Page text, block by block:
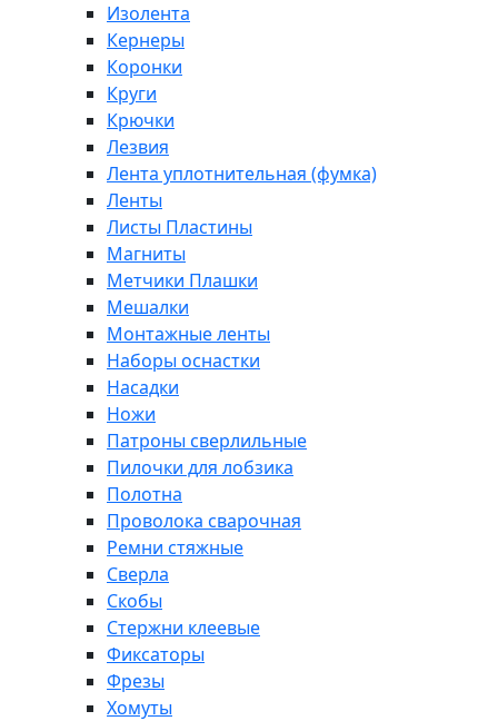
Изолента
Кернеры
Коронки
Круги
Крючки
Лезвия
Лента уплотнительная (фумка)
Ленты
Листы Пластины
Магниты
Метчики Плашки
Мешалки
Монтажные ленты
Наборы оснастки
Насадки
Ножи
Патроны сверлильные
Пилочки для лобзика
Полотна
Проволока сварочная
Ремни стяжные
Сверла
Скобы
Стержни клеевые
Фиксаторы
Фрезы
Хомуты